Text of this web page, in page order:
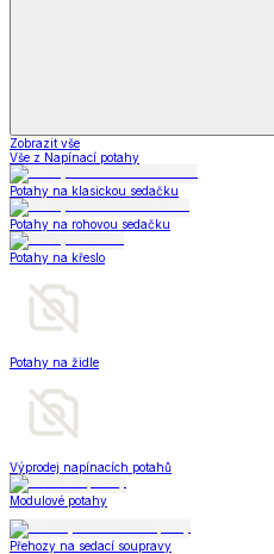
Zobrazit vše
Vše z Napínací potahy
Potahy na klasickou sedačku
Potahy na rohovou sedačku
Potahy na křeslo
Potahy na židle
Výprodej napínacích potahů
Modulové potahy
Přehozy na sedací soupravy